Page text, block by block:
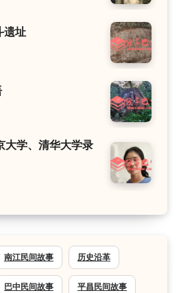
遗址
大学、清华大学录
南江民间故事 历史沿革
巴中民间故事 平昌民间故事